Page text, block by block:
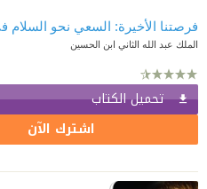
فرصتنا الأخيرة: السعي نحو
الملك عبد الله الثاني ابن الحسين
تحميل الكتاب
اشترك الآن